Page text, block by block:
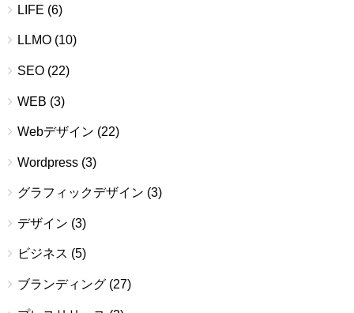
LIFE (6)
LLMO (10)
SEO (22)
WEB (3)
Webデザイン (22)
Wordpress (3)
グラフィックデザイン (3)
デザイン (3)
ビジネス (5)
ブランディング (27)